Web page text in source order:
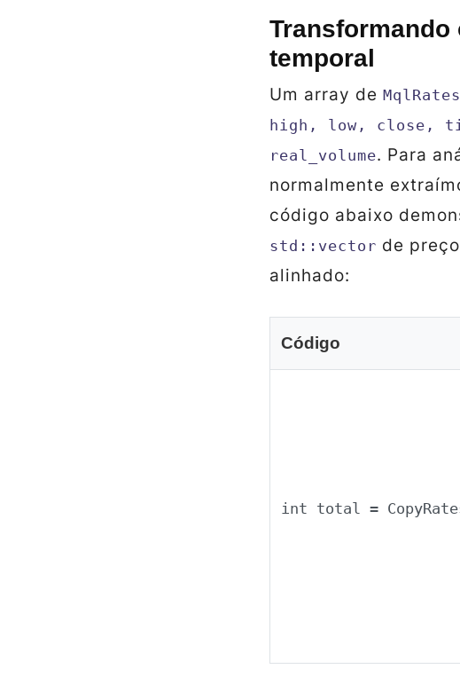
Transformando
temporal
Um array de MqlRates
high, low, close,
real_volume. Para
normalmente
código abaixo
std::vector de
alinhado:
Código
int total =